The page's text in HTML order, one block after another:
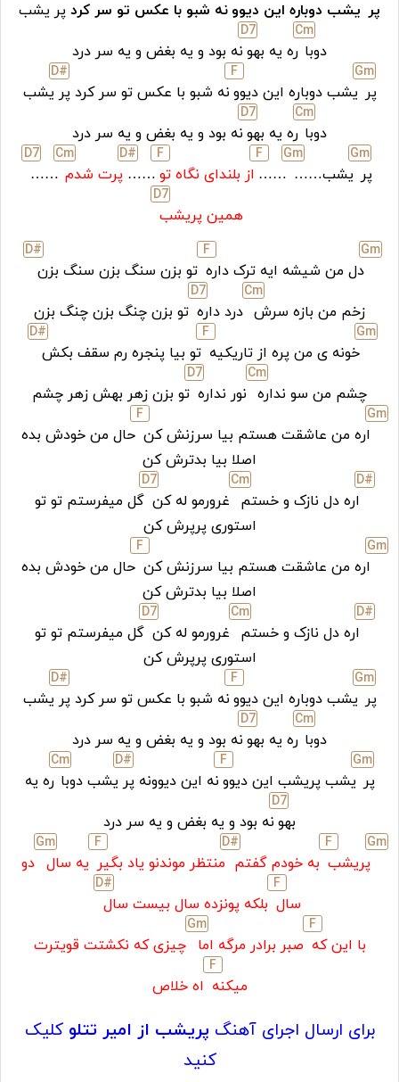
پر یشب دوباره این دیوو نه شبو با عکس تو سر کرد پر یشب
دوبا
Cm
ره یه بهو
D7
نه بود و یه بغض و یه سر درد
پر
Gm
یشب دوباره این دیوو
F
نه شبو با عکس تو سر کرد پر
D#
یشب
دوبا
Cm
ره یه بهو
D7
نه بود و یه بغض و یه سر درد
پر
Gm
یشب……
Gm
……
F
از بلندای نگاه تو
F
……
D#
پرت شدم
Cm
……
D7
همین پریشب
D7
Gm
دل من شیشه ایه ترک داره
F
تو بزن سنگ بزن سنگ بزن
D#
زخم من بازه سرش
Cm
درد داره
D7
تو بزن چنگ بزن چنگ بزن
Gm
خونه ی من پره از تاریکیه
F
تو بیا پنجره رم سقف بکش
D#
چشم من سو نداره
Cm
نور نداره
D7
تو بزن زهر بهش زهر چشم
Gm
اره من عاشقت هستم بیا سرزنش کن
F
حال من خودش بده
اصلا بیا بدترش کن
D#
اره دل نازک و خستم
Cm
غرورمو له کن
D7
گل میفرستم تو تو
استوری پرپرش کن
Gm
اره من عاشقت هستم بیا سرزنش کن
F
حال من خودش بده
اصلا بیا بدترش کن
D#
اره دل نازک و خستم
Cm
غرورمو له کن
D7
گل میفرستم تو تو
استوری پرپرش کن
پر
Gm
یشب دوباره این دیوو
F
نه شبو با عکس تو سر کرد پر
D#
یشب
دوبا
Cm
ره یه بهو
D7
نه بود و یه بغض و یه سر درد
پر
Gm
یشب پریشب این دیوو
F
نه این دیوونه پر
D#
یشب دوبا
Cm
ره یه
بهو
D7
نه بود و یه بغض و یه سر درد
Gm
پریشب
F
به خودم گفتم
D#
منتظر موندنو یاد بگیر
F
یه سال
Gm
دو
سال
F
بلکه پونزده سال بیست سال
D#
با این که
F
صبر برادر مرگه اما
Gm
چیزی که نکشتت قویترت
میکنه
F
اه خلاص
برای ارسال اجرای آهنگپریشب از امیر تتلو کلیک
کنید